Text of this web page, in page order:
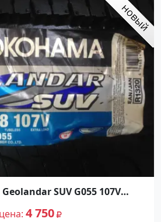
SUV G055 107V
цена 4 750